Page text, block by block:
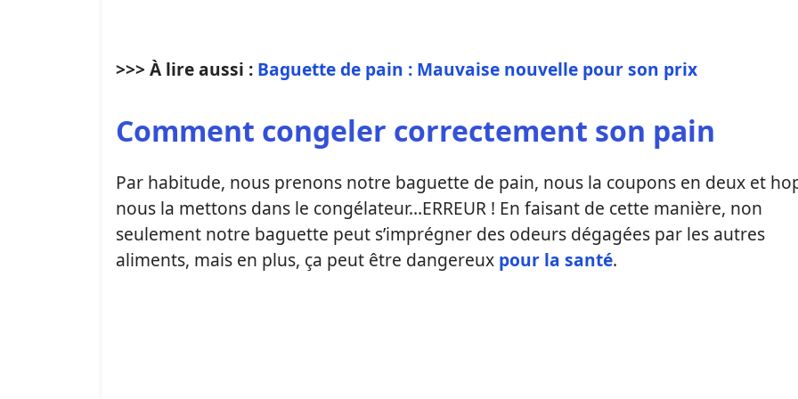
>>> À lire aussi : Baguette de pain : Mauvaise nouvelle pour son prix
Comment congeler correctement son pain
Par habitude, nous prenons notre baguette de pain, nous la coupons en deux et
nous la mettons dans le congélateur…ERREUR ! En faisant de cette manière, non
seulement notre baguette peut s’imprégner des odeurs dégagées par les autres
aliments, mais en plus, ça peut être dangereux pour la santé.